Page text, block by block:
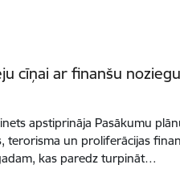
cīņai ar finanšu
apstiprināja Pasākumu
terorisma un proliferācijas
kas paredz turpināt…